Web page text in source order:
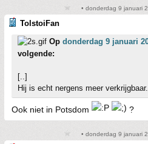
• donderdag 9 januari
TolstoiFan
Op donderdag 9 januari
volgende:
[..]
Hij is echt nergens meer verkrijgbaar.
Ook niet in Potsdom ?
• donderdag 9 januari